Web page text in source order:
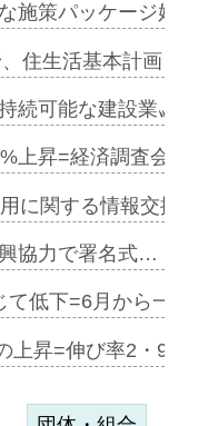
施策パッケージ始
、住生活基本計画
続可能な建設業〟
上昇=経済調査会
に関する情報交換
協力で署名式…
て低下=6月から一
上昇=伸び率2・